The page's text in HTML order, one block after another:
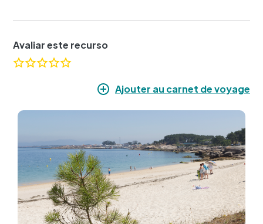
Avaliar este recurso
Ajouter au carnet de voyage
Imagem